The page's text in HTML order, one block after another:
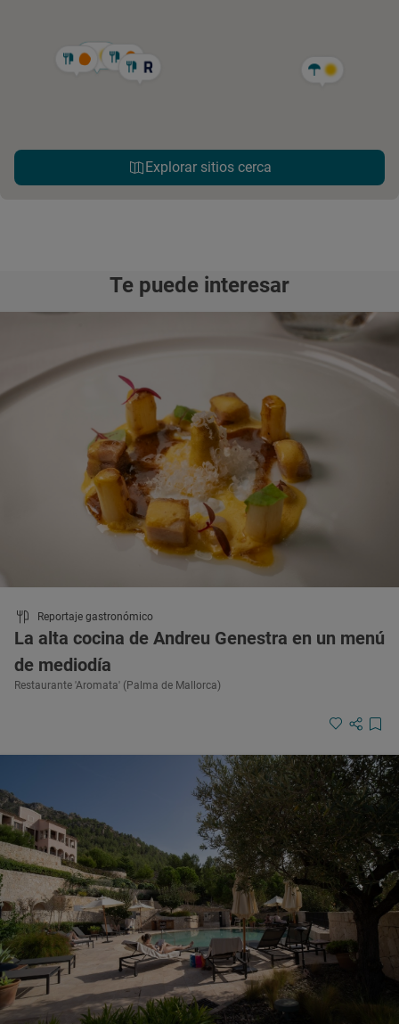
Explorar sitios cerca
Te puede interesar
Reportaje gastronómico
La alta cocina de Andreu Genestra en un menú
de mediodía
Restaurante 'Aromata' (Palma de Mallorca)